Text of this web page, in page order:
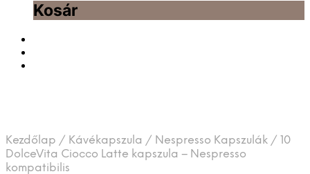
Kosár
Kezdőlap / Kávékapszula / Nespresso Kapszulák / 10
DolceVita Ciocco Latte kapszula – Nespresso
kompatibilis